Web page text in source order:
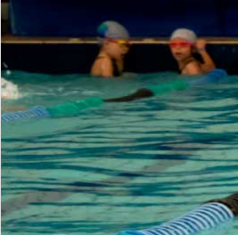
INSTITUCIONAL